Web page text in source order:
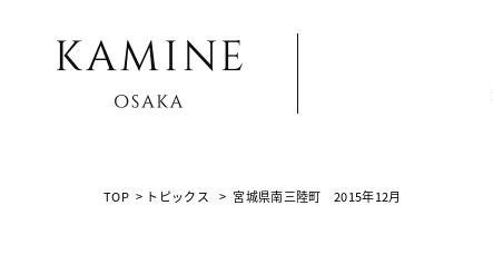
TOP > トピックス > 宮城県南三陸町 2015年12月